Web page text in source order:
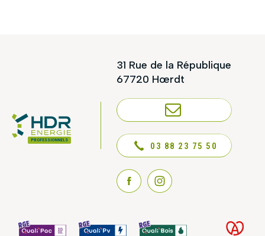
PROFESSIONNELS
31 Rue de la République
67720 Hœrdt
NOUS CONTACTER
03 88 23 75 50